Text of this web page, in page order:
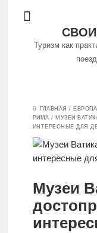
Туризм как
путешествий
Куда
поехать
Путешествуем
самостоятельно
ГЛАВНАЯ / ЕВРОПА
РИМА / МУЗЕИ
ИНТЕРЕСНЫЕ ДЛЯ
Музеи